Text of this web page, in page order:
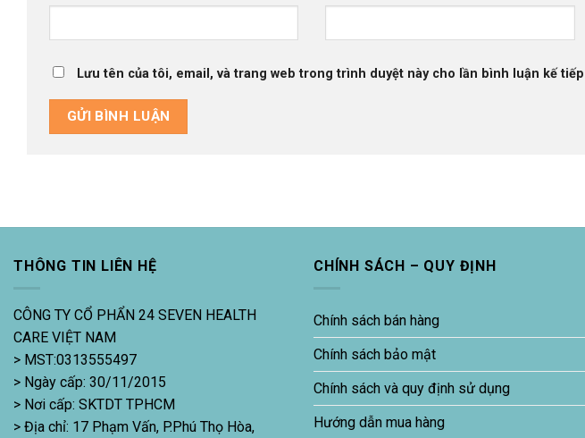
Lưu tên của tôi, email, và trang web trong trình duyệt này cho lần bình luận kế
THÔNG TIN LIÊN HỆ
CÔNG TY CỔ PHẨN 24 SEVEN HEALTH
CARE VIỆT NAM
> MST:0313555497
> Ngày cấp: 30/11/2015
> Nơi cấp: SKTDT TPHCM
> Địa chỉ: 17 Phạm Vấn, P.Phú Thọ Hòa,
CHÍNH SÁCH – QUY ĐỊNH
Chính sách bán hàng
Chính sách bảo mật
Chính sách và quy định sử dụng
Hướng dẫn mua hàng